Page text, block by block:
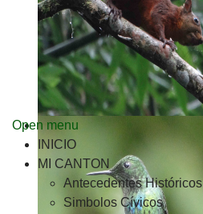
Open menu
INICIO
MI CANTON
Antecedentes Históricos
Simbolos Cívicos